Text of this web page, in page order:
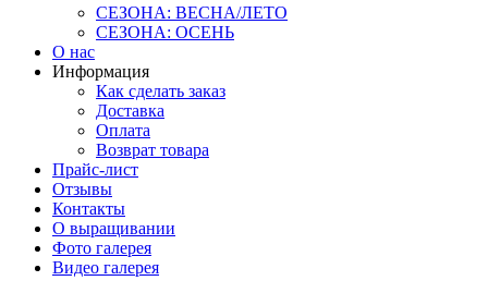
СЕЗОНА: ВЕСНА/ЛЕТО
СЕЗОНА: ОСЕНЬ
О нас
Информация
Как сделать заказ
Доставка
Оплата
Возврат товара
Прайс-лист
Отзывы
Контакты
О выращивании
Фото галерея
Видео галерея